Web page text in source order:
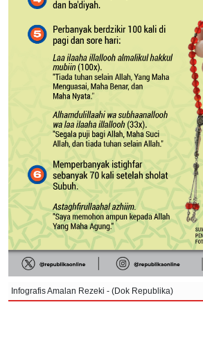
Infografis Amalan Rezeki - (Dok Republika)